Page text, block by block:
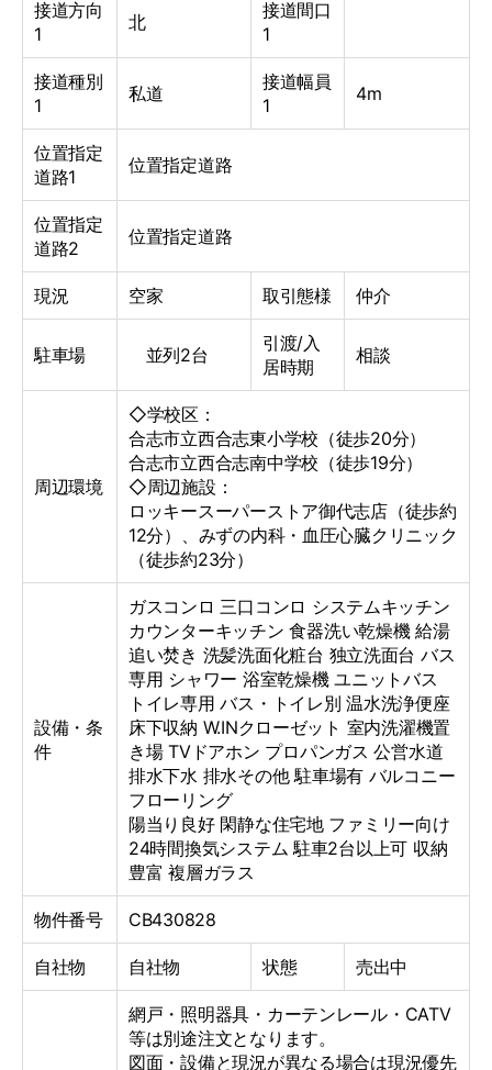
接道方向
1
北
接道間口
1
接道種別
1
私道
接道幅員
1
4m
位置指定
道路1
位置指定道路
位置指定
道路2
位置指定道路
現況 空家 取引態様 仲介
駐車場 並列2台
引渡/入
居時期
相談
周辺環境
◇学校区：
合志市立西合志東小学校（徒歩20分）
合志市立西合志南中学校（徒歩19分）
◇周辺施設：
ロッキースーパーストア御代志店（徒歩約
12分）、みずの内科・血圧心臓クリニック
（徒歩約23分）
設備・条
件
ガスコンロ 三口コンロ システムキッチン
カウンターキッチン 食器洗い乾燥機 給湯
追い焚き 洗髪洗面化粧台 独立洗面台 バス
専用 シャワー 浴室乾燥機 ユニットバス
トイレ専用 バス・トイレ別 温水洗浄便座
床下収納 W.INクローゼット 室内洗濯機置
き場 TVドアホン プロパンガス 公営水道
排水下水 排水その他 駐車場有 バルコニー
フローリング
陽当り良好 閑静な住宅地 ファミリー向け
24時間換気システム 駐車2台以上可 収納
豊富 複層ガラス
物件番号 CB430828
自社物 自社物 状態 売出中
網戸・照明器具・カーテンレール・CATV
等は別途注文となります。
図面・設備と現況が異なる場合は現況優先